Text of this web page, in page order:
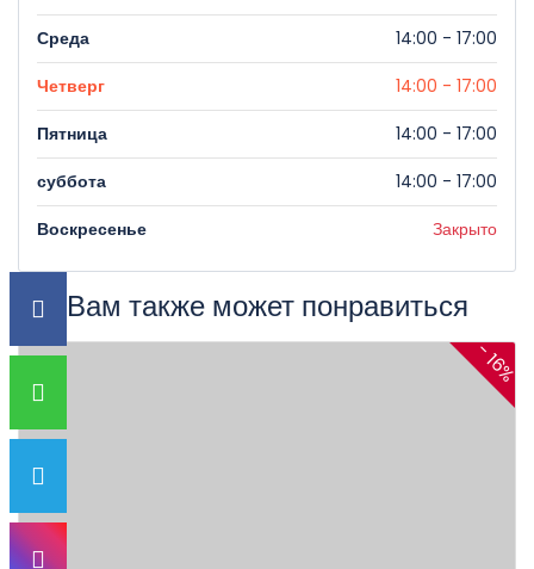
Среда
14:00 - 17:00
Четверг
14:00 - 17:00
Пятница
14:00 - 17:00
суббота
14:00 - 17:00
Воскресенье
Закрыто
Вам также может понравиться
- 16%